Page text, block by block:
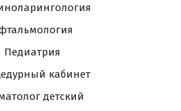
Педиатрия
кабинет
детский